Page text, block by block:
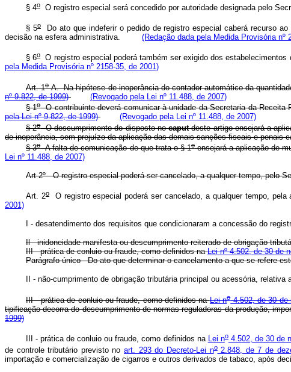
§ 4o O registro especial será concedido por autoridade designada pelo
§ 5oDo ato que indeferir o pedido de registro especial caberá recurso
decisão na esfera administrativa. (Redação dada pela Medida Provisória nº
§ 6oO registro especial poderá também ser exigido dos
pela Medida Provisória nº 2158-35, de 2001)
Art. 1o-A. Na hipótese de inoperância do contador automático da
nº 9.822, de 1999)
(Revogado pela Lei nº 11.488, de 2007)
§ 1oO contribuinte deverá comunicar à unidade da Secretaria da
pela Lei nº 9.822, de 1999)
(Revogado pela Lei nº 11.488, de 2007)
§ 2oO descumprimento do disposto nocaputdeste artigo ensejará a
de inoperância, sem prejuízo da aplicação das demais sanções fiscais e
§ 3oA falta de comunicação de que trata o § 1oensejará a aplicação de
Lei nº 11.488, de 2007)
Art 2º - O registro especial poderá ser cancelado, a qualquer tempo, pelo
Art. 2oO registro especial poderá ser cancelado, a qualquer tempo,
2001)
I - desatendimento dos requisitos que condicionaram a concessão do
Il - inidoneidade manifesta ou descumprimento reiterado de obrigação
III - prática de conluio ou fraude, como definidos naLei nº 4.502, de 30 de
Parágrafo único - Do ato que determinar o cancelamento a que se refere
II - não-cumprimento de obrigação tributária principal ou acessória,
III - prática de conluio ou fraude, como definidos naLei no4.502, de 30 de
tipificação decorra do descumprimento de normas reguladoras da produção,
1999)
III - prática de conluio ou fraude, como definidos na Lei no4.502, de 30 de
de controle tributário previsto noart. 293 do Decreto-Lei no2.848, de 7 de
importação e comercialização de cigarros e outros derivados de tabaco, após